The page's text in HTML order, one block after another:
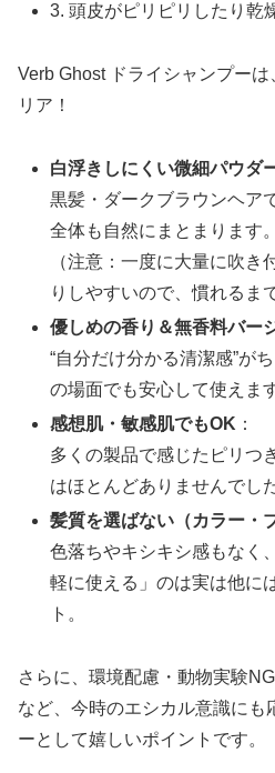
3. 頭皮がピリピリしたり乾
Verb Ghost ドライシャンプー
リア！
白浮きしにくい微細パウダ
黒髪・ダークブラウンヘア
全体も自然にまとまります。
（注意：一度に大量に吹き
りしやすいので、慣れるま
優しめの香り＆無香料バー
“自分だけ分かる清潔感”が
の場面でも安心して使えま
感想肌・敏感肌でもOK ：
多くの製品で感じたピリつ
はほとんどありませんでし
髪質を選ばない（カラー・
色落ちやキシキシ感もなく
軽に使える」のは実は他に
ト。
さらに、環境配慮・動物実験
など、今時のエシカル意識にも
ーとして嬉しいポイントです。